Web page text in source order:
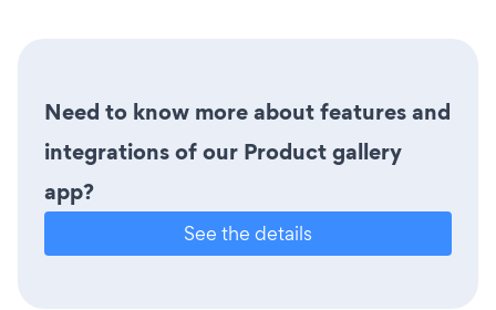
Need to know more about features and
integrations of our Product gallery
app?
See the details